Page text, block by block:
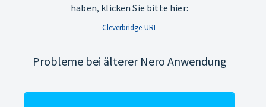
haben, klicken Sie bitte hier:
Cleverbridge-URL
Probleme bei älterer Nero Anwendung